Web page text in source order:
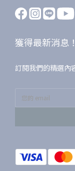
獲得最新消息！
訂閱我們的精選內